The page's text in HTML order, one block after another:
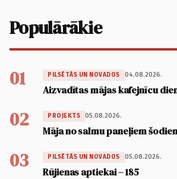
Populārākie
01 PILSĒTĀS UN NOVADOS 04.08.2026.
Aizvadītas mājas kafejnīcu
02 PROJEKTS 05.08.2026.
Māja no salmu paneļiem
03 PILSĒTĀS UN NOVADOS 05.08.2026.
Rūjienas aptiekai – 185